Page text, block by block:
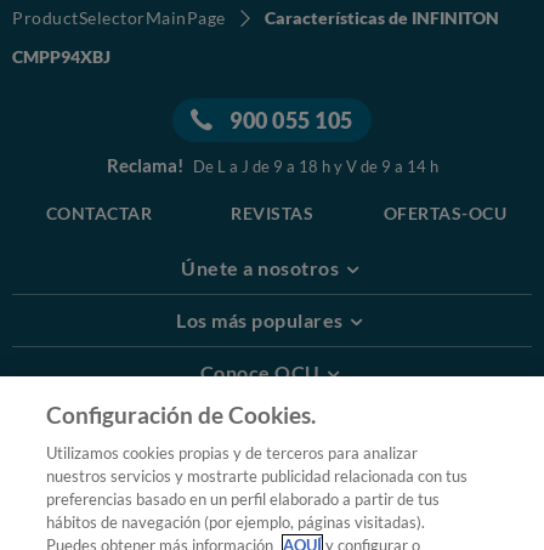
ProductSelectorMainPage
Características de INFINITON
CMPP94XBJ
900 055 105
Reclama! De L a J de 9 a 18 h y V de 9 a 14 h
CONTACTAR REVISTAS OFERTAS-OCU
Únete a nosotros
Los más populares
Conoce OCU
Más Información
© 2026 OCU
Condiciones generales de contratación de OCU
Política de privacidad
Configuración de Cookies.
Utilizamos cookies propias y de terceros para analizar
nuestros servicios y mostrarte publicidad relacionada con tus
preferencias basado en un perfil elaborado a partir de tus
hábitos de navegación (por ejemplo, páginas visitadas).
Puedes obtener más información AQUÍy configurar o